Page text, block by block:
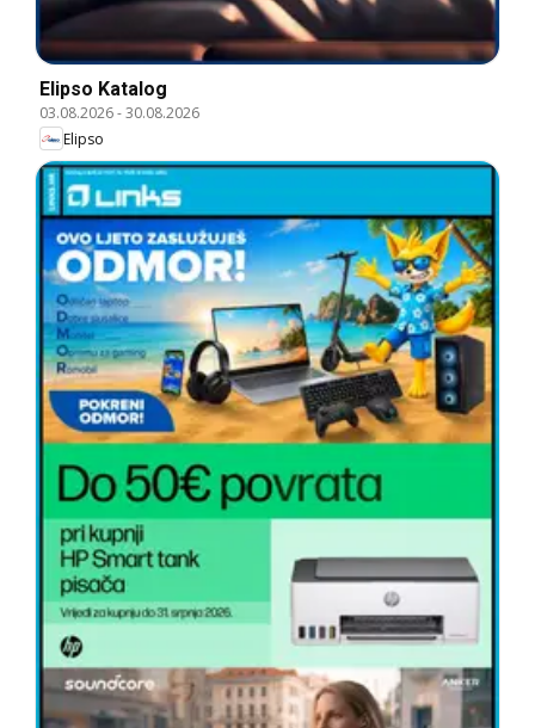
Elipso Katalog
03.08.2026-30.08.2026
Elipso